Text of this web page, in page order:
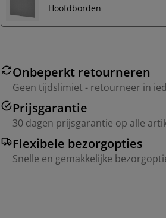
Hoofdborden
Onbeperkt retourneren
Geen tijdslimiet - retourneer in
Prijsgarantie
30 dagen prijsgarantie op alle
Flexibele bezorgopties
Snelle en gemakkelijke